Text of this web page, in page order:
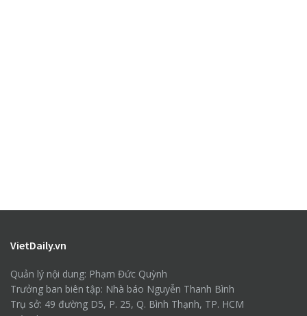
VietDaily.vn
Quản lý nội dung: Phạm Đức Quỳnh
Trưởng ban biên tập: Nhà báo Nguyễn Thanh Bình
Trụ sở: 49 đường D5, P. 25, Q. Bình Thạnh, TP. HCM